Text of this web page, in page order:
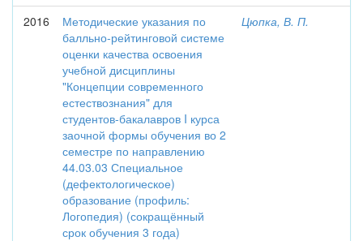
2016
Методические указания по
балльно-рейтинговой системе
оценки качества освоения
учебной дисциплины
"Концепции современного
естествознания" для
студентов-бакалавров I курса
заочной формы обучения во 2
семестре по направлению
44.03.03 Специальное
(дефектологическое)
образование (профиль:
Логопедия) (сокращённый
срок обучения 3 года)
Цюпка, В. П.